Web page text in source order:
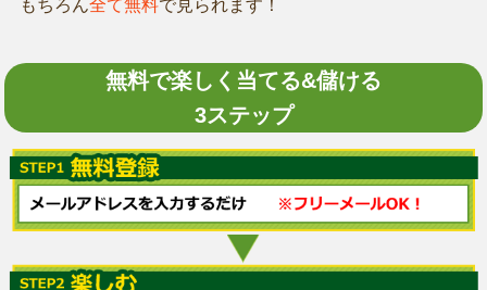
もちろん全て無料で見られます！
無料で楽しく当てる&儲ける
3ステップ